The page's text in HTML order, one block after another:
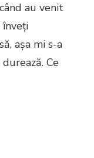
au venit
înveți
așa mi s-a
Ce